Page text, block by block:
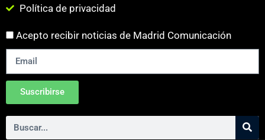
Política de privacidad
Acepto recibir noticias de Madrid Comunicación
Suscribirse